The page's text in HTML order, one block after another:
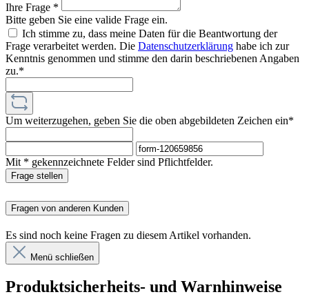
Ihre Frage *
Bitte geben Sie eine valide Frage ein.
Ich stimme zu, dass meine Daten für die Beantwortung der
Frage verarbeitet werden. Die Datenschutzerklärung habe ich zur
Kenntnis genommen und stimme den darin beschriebenen Angaben
zu.*
Um weiterzugehen, geben Sie die oben abgebildeten Zeichen ein*
Mit * gekennzeichnete Felder sind Pflichtfelder.
Frage stellen
Fragen von anderen Kunden
Es sind noch keine Fragen zu diesem Artikel vorhanden.
Menü schließen
Produktsicherheits- und Warnhinweise